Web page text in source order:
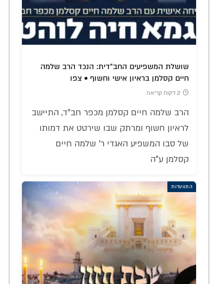
שושלת המשפיעים החב"דית: הנכד הרב שלמה
חיים קסלמן בראיון אישי וחשוף • צפו
2 דקות קריאה
הרב שלמה חיים קסלמן מכפר חב"ד, התיישב
לראיון חשוף ומרתק שבו שירטט את דמותו
של סבו המשפיע האגדי ר' שלמה חיים
קסלמן ע"ה
התוועדות